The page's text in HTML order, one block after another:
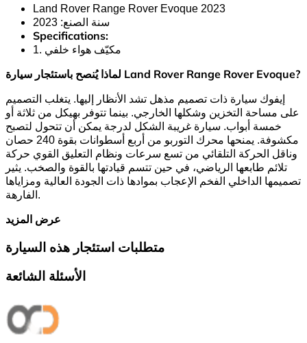
Land Rover Range Rover Evoque 2023
سنة الصنع: 2023
Specifications:
1. مكيّف هواء خلفي
لماذا يُنصح باستئجار سيارة Land Rover Range Rover Evoque?
إيفوك سيارة ذات تصميم مذهل تشد الأنظار إليها. يتغلب التصميم
على مساحة التخزين وشكلها الخارجي. بينما تتوفر بهيكل من ثلاثة أو
خمسة أبواب. سيارة غريبة الشكل لدرجة يمكن أن تتحول لتصبح
مكشوفة. يمنحها محرك التوربو من أربع أسطوانات بقوة 240 حصان
وناقل الحركة التلقائي من تسع سرعات ونظام التعليق القوي حركة
تلائم طابعها الرياضي، في حين تتسم قيادتها بالقوة والصخب. يثير
تصميمها الداخلي الفخم الإعجاب بموادها ذات الجودة العالية ومزاياها
الفارهة.
عرض المزيد
متطلبات استئجار هذه السيارة
الأسئلة الشائعة